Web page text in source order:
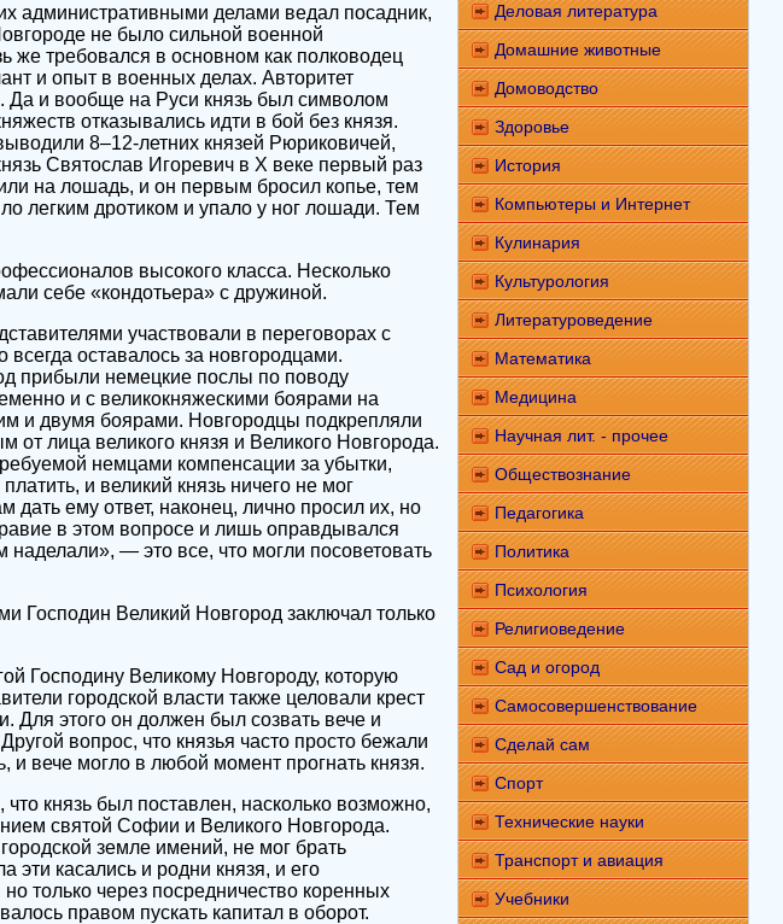
административными делами ведал посадник,
не было сильной военной
же требовался в основном как полководец
и опыт в военных делах. Авторитет
Да и вообще на Руси князь был символом
отказывались идти в бой без князя.
8–12-летних князей Рюриковичей,
Святослав Игоревич в X веке первый раз
на лошадь, и он первым бросил копье, тем
легким дротиком и упало у ног лошади. Тем
высокого класса. Несколько
себе «кондотьера» с дружиной.
участвовали в переговорах с
оставалось за новгородцами.
прибыли немецкие послы по поводу
и с великокняжескими боярами на
и двумя боярами. Новгородцы подкрепляли
лица великого князя и Великого Новгорода.
немцами компенсации за убытки,
и великий князь ничего не мог
дать ему ответ, наконец, лично просил их, но
в этом вопросе и лишь оправдывался
— это все, что могли посоветовать
Господин Великий Новгород заключал только
Господину Великому Новгороду, которую
городской власти также целовали крест
Для этого он должен был созвать вече и
вопрос, что князья часто просто бежали
вече могло в любой момент прогнать князя.
князь был поставлен, насколько возможно,
святой Софии и Великого Новгорода.
земле имений, не мог брать
эти касались и родни князя, и его
только через посредничество коренных
правом пускать капитал в оборот.
Деловая литература
Домашние животные
Домоводство
Здоровье
История
Компьютеры и Интернет
Кулинария
Культурология
Литературоведение
Математика
Медицина
Научная лит. - прочее
Обществознание
Педагогика
Политика
Психология
Религиоведение
Сад и огород
Самосовершенствование
Сделай сам
Спорт
Технические науки
Транспорт и авиация
Учебники